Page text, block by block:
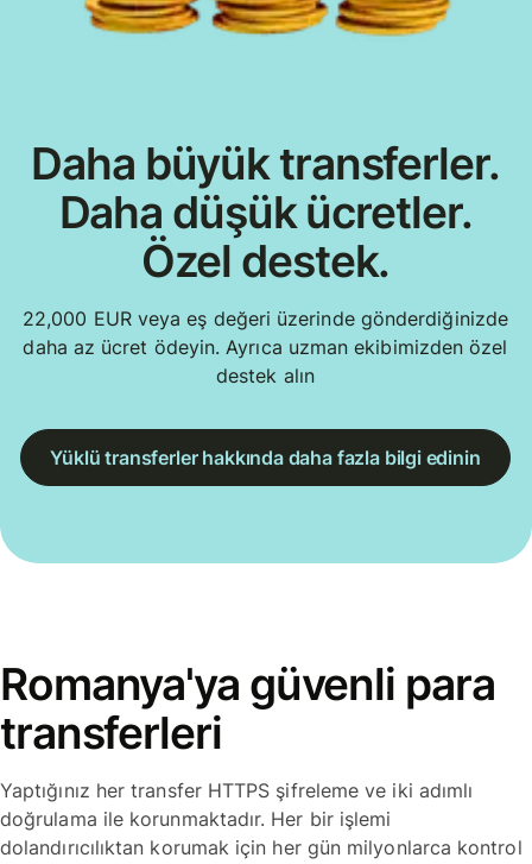
Daha büyük transferler.
Daha düşük ücretler.
Özel destek.
22,000 EUR veya eş değeri üzerinde gönderdiğinizde
daha az ücret ödeyin. Ayrıca uzman ekibimizden özel
destek alın
Yüklü transferler hakkında daha fazla bilgi edinin
Romanya'ya güvenli para
transferleri
Yaptığınız her transfer HTTPS şifreleme ve iki adımlı
doğrulama ile korunmaktadır. Her bir işlemi
dolandırıcılıktan korumak için her gün milyonlarca kontrol